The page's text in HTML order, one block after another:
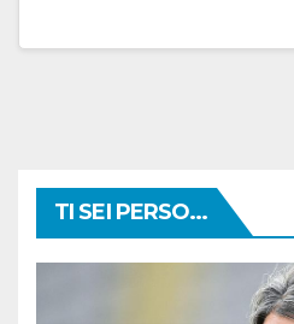
TI SEI PERSO...